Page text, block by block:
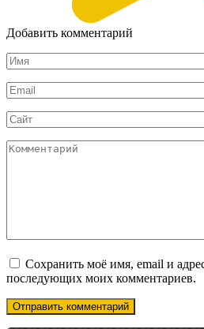
Добавить комментарий
Имя
*
Email
*
Сайт
Комментарий
Сохранить моё имя, email и
последующих моих комментариев.